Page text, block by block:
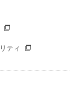
ティ